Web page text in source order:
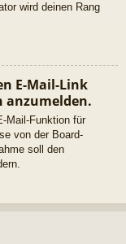
wird deinen Rang
E-Mail-Link
anzumelden.
Mail-Funktion für
von der Board-
soll den